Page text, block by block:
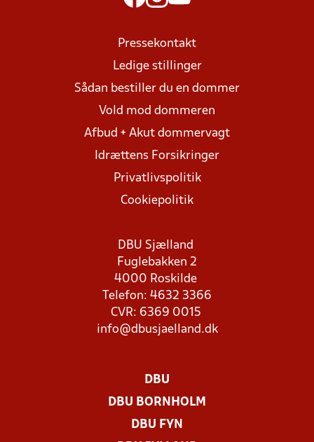
Pressekontakt
Ledige stillinger
Sådan bestiller du en dommer
Vold mod dommeren
Afbud + Akut dommervagt
Idrættens Forsikringer
Privatlivspolitik
Cookiepolitik
DBU Sjælland
Fuglebakken 2
4000 Roskilde
Telefon: 4632 3366
CVR: 6369 0015
info@dbusjaelland.dk
DBU
DBU BORNHOLM
DBU FYN